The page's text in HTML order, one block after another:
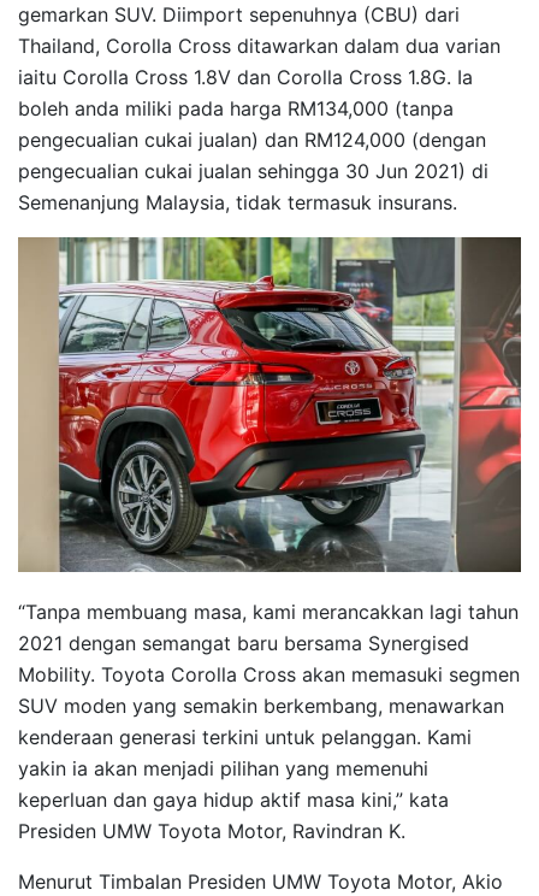
gemarkan SUV. Diimport sepenuhnya (CBU) dari
Thailand, Corolla Cross ditawarkan dalam dua varian
iaitu Corolla Cross 1.8V dan Corolla Cross 1.8G. Ia
boleh anda miliki pada harga RM134,000 (tanpa
pengecualian cukai jualan) dan RM124,000 (dengan
pengecualian cukai jualan sehingga 30 Jun 2021) di
Semenanjung Malaysia, tidak termasuk insurans.
“Tanpa membuang masa, kami merancakkan lagi tahun
2021 dengan semangat baru bersama Synergised
Mobility. Toyota Corolla Cross akan memasuki segmen
SUV moden yang semakin berkembang, menawarkan
kenderaan generasi terkini untuk pelanggan. Kami
yakin ia akan menjadi pilihan yang memenuhi
keperluan dan gaya hidup aktif masa kini,” kata
Presiden UMW Toyota Motor, Ravindran K.
Menurut Timbalan Presiden UMW Toyota Motor, Akio